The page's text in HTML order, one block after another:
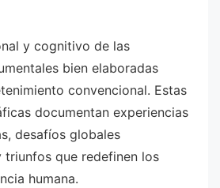
y cognitivo de las
bien elaboradas
convencional. Estas
documentan experiencias
desafíos globales
triunfos que redefinen los
humana.